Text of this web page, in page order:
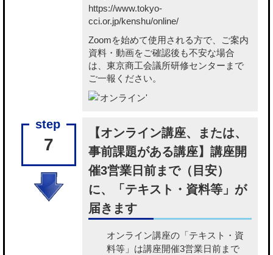
https://www.tokyo-
cci.or.jp/kenshu/online/
Zoomを始めて使用される方で、ご案内
資料・動画をご確認後も不安な場合
は、東京商工会議所研修センターまで
ご一報ください。
7
【オンライン講座、または、
事前課題がある講座】講座開
催3営業日前まで（目安）
に、「テキスト・資料等」が
届きます
オンライン講座の「テキスト・資
料等」 は講座開催3営業日前まで